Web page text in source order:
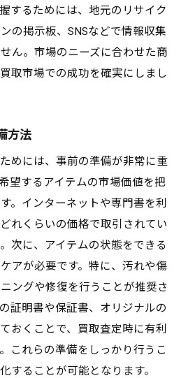
するためには、地元のリサイク
の掲示板、SNSなどで情報収集
ん。市場のニーズに合わせた商
取市場での成功を確実にしまし
方法
めには、事前の準備が非常に重
望するアイテムの市場価値を把
。インターネットや専門書を利
れくらいの価格で取引されてい
次に、アイテムの状態をできる
アが必要です。特に、汚れや傷
ングや修復を行うことが推奨さ
証明書や保証書、オリジナルの
おくことで、買取査定時に有利
これらの準備をしっかり行うこ
することが可能となります。